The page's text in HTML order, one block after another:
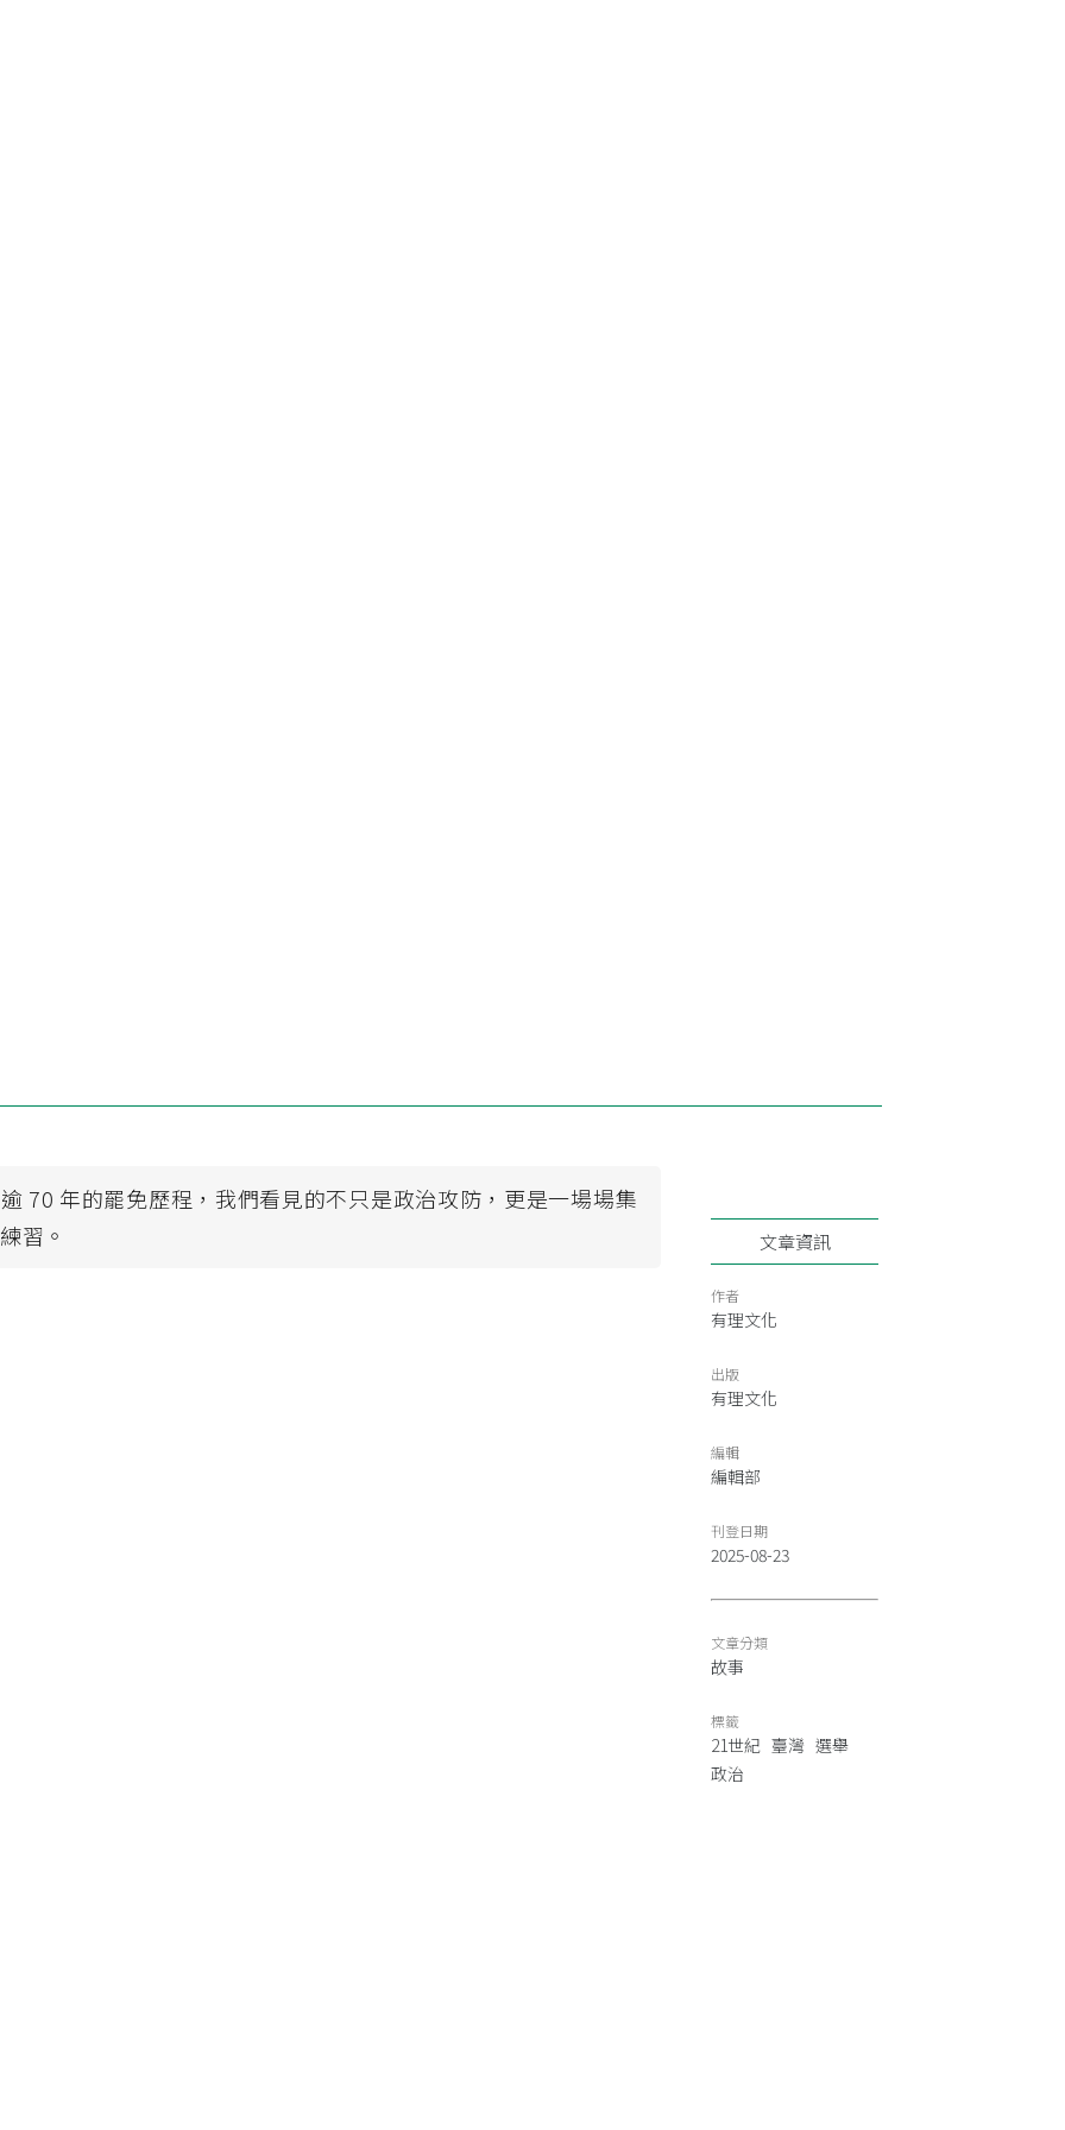
70 年的罷免歷程，我們看見的不只是政治攻防，更是一場場集
習。
文章資訊
作者
有理文化
出版
有理文化
編輯
編輯部
刊登日期
2025-08-23
文章分類
故事
標籤
21世紀 臺灣 選舉
政治